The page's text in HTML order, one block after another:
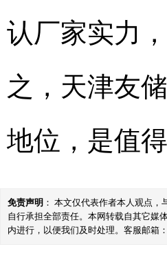
认厂家实力
之，天津友
地位，是值
免责声明 ： 本文仅代表作者本人观点
自行承担全部责任。本网转载自其它媒
内进行，以便我们及时处理。客服邮箱